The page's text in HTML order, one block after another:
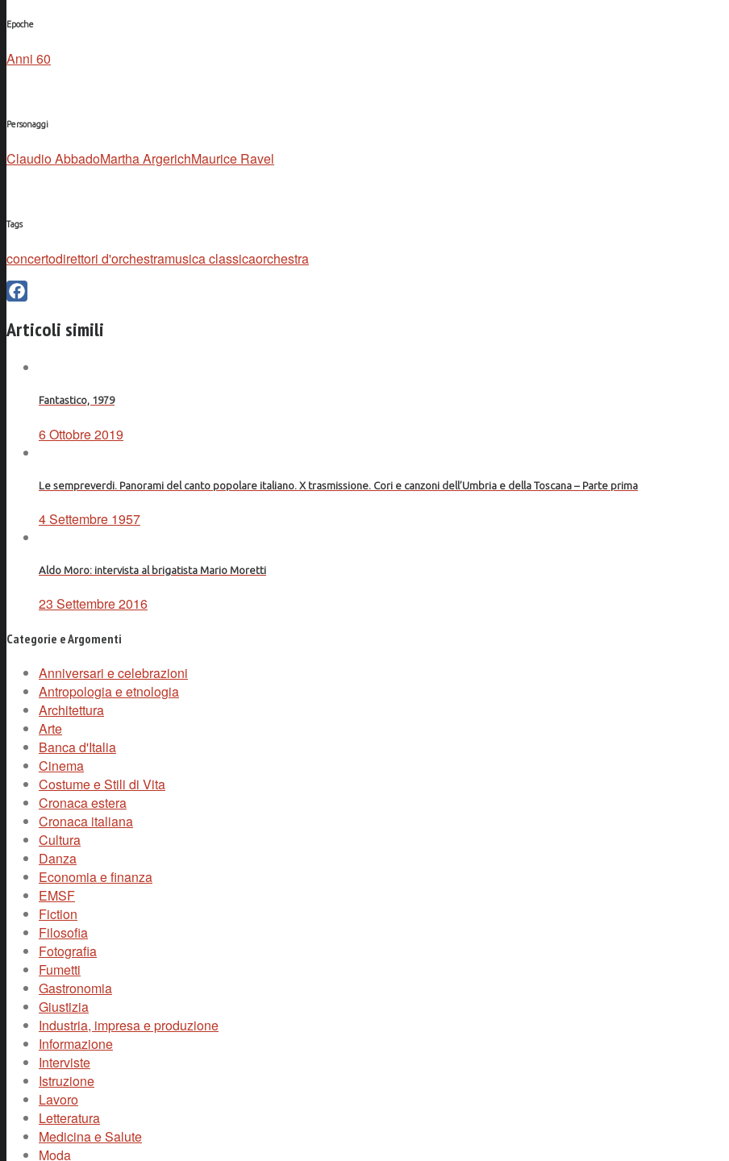
Epoche
Anni 60
Personaggi
Claudio AbbadoMartha ArgerichMaurice Ravel
Tags
concertodirettori d'orchestramusica classicaorchestra
Articoli simili
Fantastico, 1979
6 Ottobre 2019
Le sempreverdi. Panorami del canto popolare italiano. X trasmissione. Cori e canzoni dell’Umbria e della Toscana – Parte prima
4 Settembre 1957
Aldo Moro: intervista al brigatista Mario Moretti
23 Settembre 2016
Categorie e Argomenti
Anniversari e celebrazioni
Antropologia e etnologia
Architettura
Arte
Banca d'Italia
Cinema
Costume e Stili di Vita
Cronaca estera
Cronaca italiana
Cultura
Danza
Economia e finanza
EMSF
Fiction
Filosofia
Fotografia
Fumetti
Gastronomia
Giustizia
Industria, impresa e produzione
Informazione
Interviste
Istruzione
Lavoro
Letteratura
Medicina e Salute
Moda